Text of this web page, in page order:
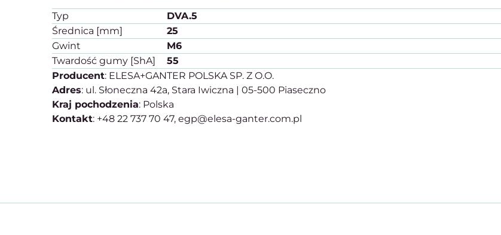
Typ
DVA.5
Średnica [mm]
25
Gwint
M6
Twardość gumy [ShA]
55
Producent: ELESA+GANTER POLSKA SP. Z O.O.
Adres: ul. Słoneczna 42a, Stara Iwiczna | 05-500 Piaseczno
Kraj pochodzenia: Polska
Kontakt: +48 22 737 70 47, egp@elesa-ganter.com.pl